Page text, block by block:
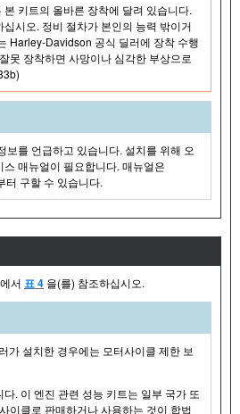
키트의 올바른 장착에 달려 있습니다.
시오. 정비 절차가 본인의 능력 밖이거
Harley-Davidson 공식 딜러에 장착 수행
못 장착하면 사망이나 심각한 부상으로
보를 언급하고 있습니다. 설치를 위해 오
매뉴얼이 필요합니다. 매뉴얼은
구할 수 있습니다.
에서 표 4 을(를) 참조하십시오.
가 설치한 경우에는 모터사이클 제한 보
. 이 엔진 관련 성능 키트는 일부 국가 또
이클로 판매하거나 사용하는 것이 합법